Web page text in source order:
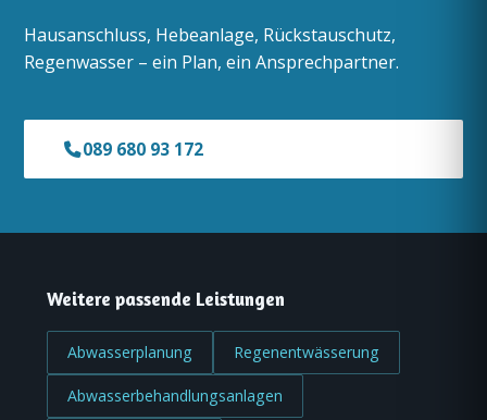
Hausanschluss, Hebeanlage, Rückstauschutz,
Regenwasser – ein Plan, ein Ansprechpartner.
089 680 93 172
Weitere passende Leistungen
Abwasserplanung Regenentwässerung
Abwasserbehandlungsanlagen